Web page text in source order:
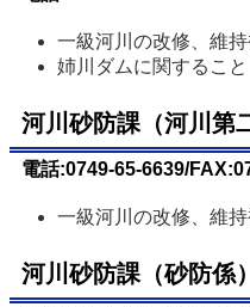
一級河川の改修、維
姉川ダムに関すること
河川砂防課（河川第
電話:0749-65-6639/
一級河川の改修、維
河川砂防課（砂防係）